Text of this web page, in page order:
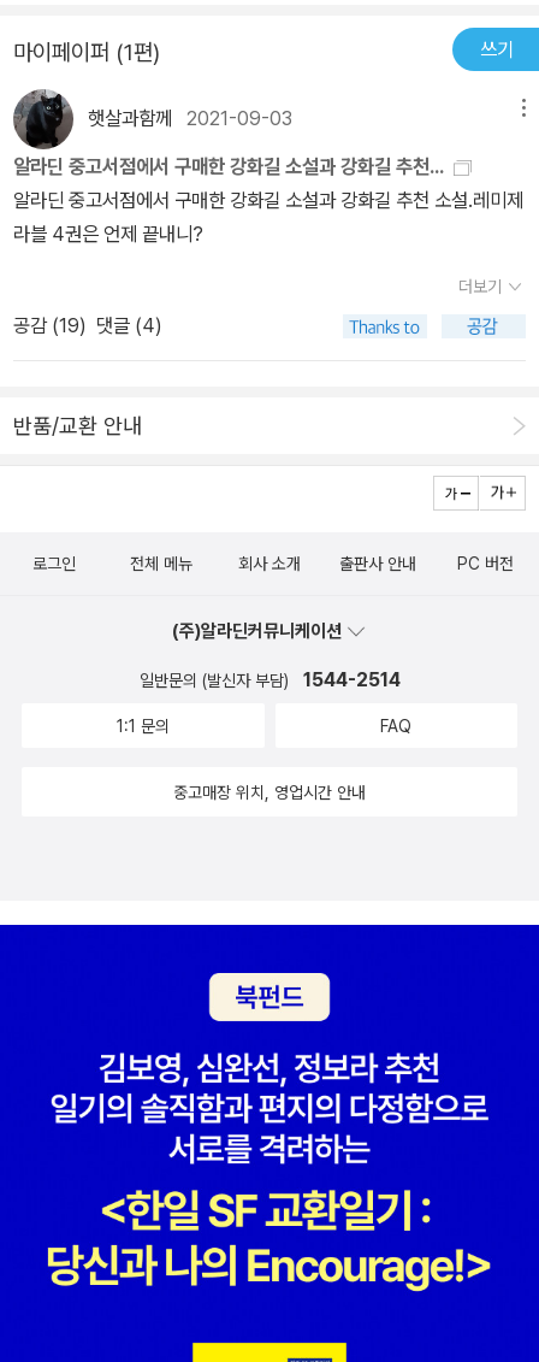
남아 있게 된다. 이런 피해의식들이 알게 모르게 내 삶을 규정한다. 내
행동, 내 말투 등등을. 그렇다면 '다른 사람'이 되기보다 '나'를 인정하
는 방향으로 바꾸어야 한다. 내가 피해를 당한 것을 내 책임으로 돌려
서는 안 된다. 가해자가 잘못한 일을 왜 피해자에게 돌리는가. 잘못은
가해자가 했고, 책임도 가해자에게 돌려야 한다. 그럼에도 지금까지
많은 경우에 책임이 피해자에게 돌아왔다. 바로 피해자들의 '나'를 왜
곡하고 축소하고 '나 피해의식 있어.'라는 말로 책임을 전가한다. 이런
되기를 바라지 않고 '나'를 바라보고 '나'로 살아가는 길을 찾았을 때
'나'와 연대할 때, 비로소 '나'와 대척점에 있던 '다른 사람'이 아니라
'나'가 '나들'로 굳건하게 연대한 '다른 사람'이 될 수 있다. 소설은 유리
를 통해서 이런 '나'가 '나들'이 되는 과정, 그리고 젊은 세대인 김이영
해 '나들'인 '다른 사람'이 될 수 있다. 그때서야 이제 과거의 인물이었
소설이 제기하는 문제는 바로 여기다. 소설은 사회의 문제를 제기한
다. 그렇다면 이 소설이 제기하는 문제는 무엇인가? 이 소설에서 '다
피해의식 있어.'라고 말하면서 자신이 어떤 잘못을 했는지도 깨닫지
좋지만, 거꾸로 '다른 사람'이라고 할 수 있는 김동희의 처지에서 읽어
체의 박진감과 사건 전개의 속도, 그리고 누가 누구를 괴롭혔을까 하
는 추측으로 결말이 어떻게 날 것인지 궁금하게 한다. 그렇게 끝을 향
아니라 시작임을, 유리의 보고서 제목이 '다른 사람'인 것을 보고 알게
된다. 소설에서 남자가 한 말을 진아가 돌려주는 장면이 있다. 끝부분
에서 진아는 이렇게 말한다. '이게 끝이라고 생각하지 마.' (23쪽- 이
표인가? 아니다. 이는 앞의 말을 이겨낸 '나'의 말이다. 나를 짓누르고
있던 '다른 사람'의 그늘을 벗어난 '나'의 말. 그러니 이제 소설은 끝났
지만, 우리의 여행은 계속된다. [소설의 이론]에서 루카치가 했다는
지금까지 우리가 해온 여행이다. 이 소설 읽기 여행은 끝났다. 하지만
다. “아무 남자나 닥치는 대로 빨아들이는 진공청소기 같은 년이라고
불리다 교통사고로 죽은” 유리, “깡촌에서 할머니 밑에서 혼자 크며
따돌림을 당하다가 대학에 와서는 물불 안 가리고 킹카를 꿰차며 진
아를 엿 먹인” 수진... 잠깐만. 유리와 수진에 대한 이 수식들은 온당
한가? 이 소설 전체가 그것을 밝혀나가는 과정이라고 볼 수도 있겠
다.소설 내용을 더 자세히 이야기하게 되면 스포일러가 될 것 같다. 사
실, 자세히 이야기할 필요가 없기도 하다. 소설 속 화자가 스스로 여러
가깝기 때문이다. 혹은 ‘괄호’. 이 괄호들 속에 우리는 각자가 알고 있
는 실존 인물들의 이름을 손쉽게 써 넣을 수 있다. 다들 학교 다닐 때
유리 같은 년, 수진이 같은 년, 있었다. 있었던 것이다. 진아는 그렇게
로 들어간다. 폭행을 당한 건 자신인데도 오히려 자신이 비난을 당하
고 있는 상황, 스스로도 격렬하게 저항하지 못했고 원인이 자신에게
있을 수도 있다, 어쩌면 자신도 그 “똑같은 년들” 중 하나일지도 모른
들’에 대한 기억이다. 서로를 구획지어야만 견딜 수 있었기에 그렇게
년이 되지 말라고 구슬리고 다그치고 패고 죽이던, 어떤 커다란 구조
속에 꼼짝없이 갇혀 있었던 건 아닌가. ‘진공청소기’는 아무 남자나 홀
다가 수틀리면 ‘똑같은 년들’이라며 무자비로 한데 빨아들여버리는
데이트폭력을 용인하는 바보 같은 여자들과 나는 다르다고 생각하지
만, 나는 그녀들과 ‘다른 사람’이 아니다. 기억은 파내도 파내도 끝이
둘 뿐. 수많은 기억들과 이별할 수 없기 때문에, 나는 아직도 “나는 페
미니스트입니다”라고 선언하지 못한다. 정말 바보 같지만, 왜인지 입
이 안 떨어진다. 페미니스트인 것 같기는 한데, 그렇게 발화할 수가 없
여자들은 시간차를 두고 고통에 직면해 그것을 살아낸다. 실수하고,
자기를 상처 입히고, 다른 여자들까지 상처 입히지만, 아주 조금씩 진
실과 대면하고 행동한다. 나라고 아니겠는가. 똑같다. 우린 누구 말마
장한다. 페미니즘은 포스트페미니즘의 ‘나는 페미니스트는 아니지
들의 이야기는 한줄로 압축 해 버리고나쁜? 사람들의 악의에 찬 행위
만 몇 페이지에 걸쳐서 서술하는 방식이이 작가 뭐지 라는 생각으로
약간 삐딱하게 읽어나갔다.하지만,점점 이야기의 빈 곳들이 채워지면
서의문들이 거의 대부분 사라지고삐딱하던 나의 자세는 점점 정자세
가 되어 갔다.어둡고 힘든 이야기들이렇다할 답도 없는 이러저러한
세부적인 상황들그 얽히고 섥힌 이야기의 끝에그들만의 결론을 맺어
렇게 소설을 내고 글로 먹고 살아야하는 구나하는 생각이 들었던 이
야기.꼭 읽어보길 바란다.당신이 여자라면당신이 남자라면우리가 말
로 꺼낼 수 없지만 한번쯤은 고민 해 봤던 사회문제와 그 이면에 대한
만들 수 없어 답답했던 많은 생각들이이 사람의 글로 눈앞에 나타나
마이페이퍼 (1편) 쓰기
햇살과함께 2021-09-03
알라딘 중고서점에서 구매한 강화길 소설과 강화길 추천...
알라딘 중고서점에서 구매한 강화길 소설과 강화길 추천 소설.레미제
라블 4권은 언제 끝내니?
더보기
공감 (19) 댓글 (4)
반품/교환 안내
로그인 전체 메뉴 회사 소개 출판사 안내 PC 버전
(주)알라딘커뮤니케이션
일반문의 (발신자 부담) 1544-2514
1:1 문의 FAQ
중고매장 위치, 영업시간 안내